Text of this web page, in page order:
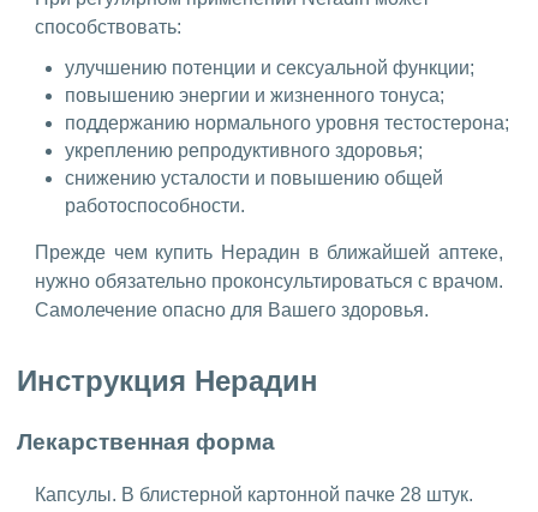
способствовать:
улучшению потенции и сексуальной функции;
повышению энергии и жизненного тонуса;
поддержанию нормального уровня тестостерона;
укреплению репродуктивного здоровья;
снижению усталости и повышению общей
работоспособности.
Прежде чем купить Нерадин в ближайшей аптеке,
нужно обязательно проконсультироваться с врачом.
Самолечение опасно для Вашего здоровья.
Инструкция Нерадин
Лекарственная форма
Капсулы. В блистерной картонной пачке 28 штук.